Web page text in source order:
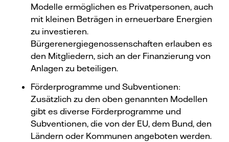
Modelle ermöglichen es Privatpersonen, auch
mit kleinen Beträgen in erneuerbare Energien
zu investieren.
Bürgerenergiegenossenschaften erlauben es
den Mitgliedern, sich an der Finanzierung von
Anlagen zu beteiligen.
Förderprogramme und Subventionen:
Zusätzlich zu den oben genannten Modellen
gibt es diverse Förderprogramme und
Subventionen, die von der EU, dem Bund, den
Ländern oder Kommunen angeboten werden.